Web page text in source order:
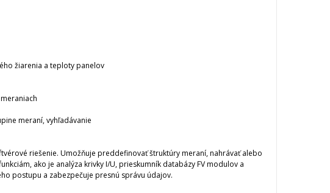
žiarenia a teploty panelov
meraní, vyhľadávanie
riešenie. Umožňuje preddefinovať štruktúry meraní, nahrávať alebo
ako je analýza krivky I/U, prieskumník databázy FV modulov a
postupu a zabezpečuje presnú správu údajov.